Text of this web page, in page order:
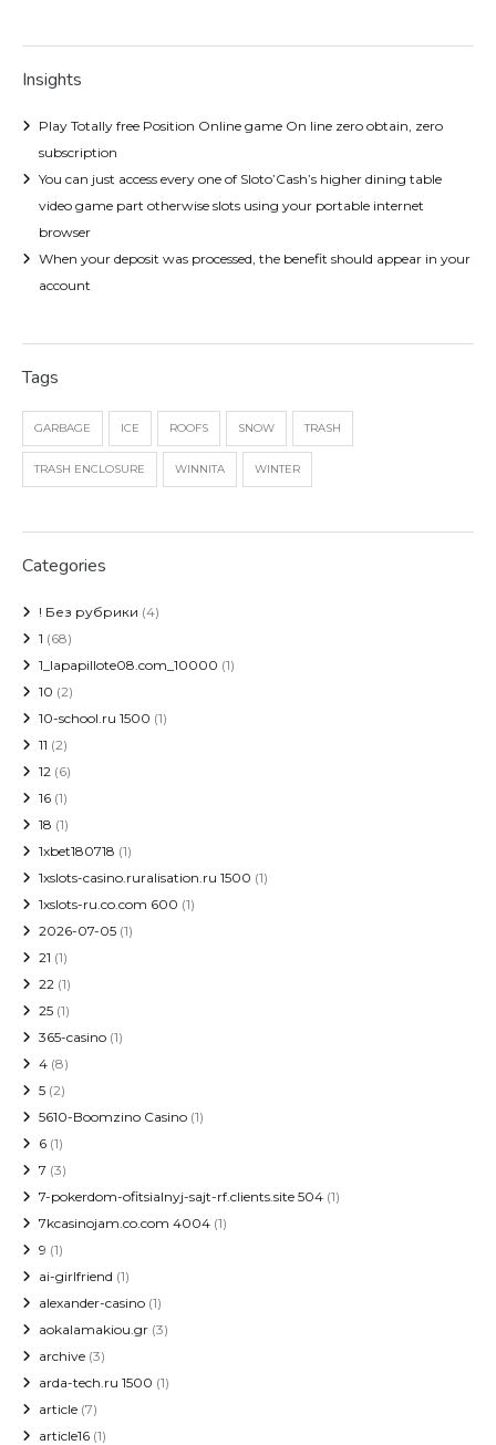
Insights
Play Totally free Position Online game On line zero obtain, zero
subscription
You can just access every one of Sloto’Cash’s higher dining table
video game part otherwise slots using your portable internet
browser
When your deposit was processed, the benefit should appear in your
account
Tags
GARBAGE ICE ROOFS SNOW TRASH
TRASH ENCLOSURE WINNITA WINTER
Categories
! Без рубрики (4)
1 (68)
1_lapapillote08.com_10000 (1)
10 (2)
10-school.ru 1500 (1)
11 (2)
12 (6)
16 (1)
18 (1)
1xbet180718 (1)
1xslots-casino.ruralisation.ru 1500 (1)
1xslots-ru.co.com 600 (1)
2026-07-05 (1)
21 (1)
22 (1)
25 (1)
365-casino (1)
4 (8)
5 (2)
5610-Boomzino Casino (1)
6 (1)
7 (3)
7-pokerdom-ofitsialnyj-sajt-rf.clients.site 504 (1)
7kcasinojam.co.com 4004 (1)
9 (1)
ai-girlfriend (1)
alexander-casino (1)
aokalamakiou.gr (3)
archive (3)
arda-tech.ru 1500 (1)
article (7)
article16 (1)